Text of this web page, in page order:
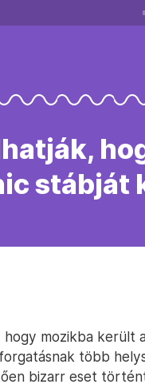
stábját
mozikba került
több
bizarr eset